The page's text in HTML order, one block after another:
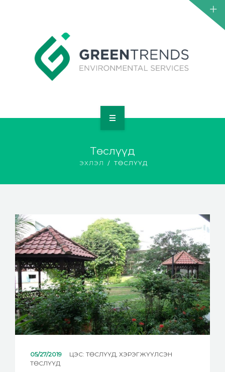
МЭДЭЭ
ХОЛБОО БАРИХ
Төслүүд
ЭХЛЭЛ ТӨСЛҮҮД
05/27/2019 ЦЭС: ТӨСЛҮҮД ХЭРЭГЖҮҮЛСЭН
ТӨСЛҮҮД